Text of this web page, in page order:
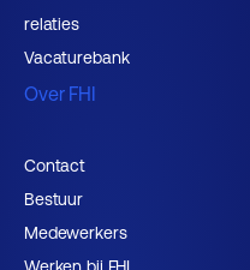
relaties
Vacaturebank
Over FHI
Contact
Bestuur
Medewerkers